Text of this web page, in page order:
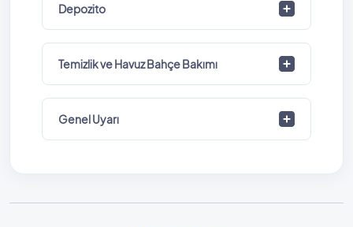
Depozito
Temizlik ve Havuz Bahçe Bakımı
Genel Uyarı